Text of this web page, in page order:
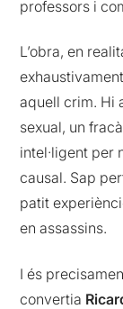
professors i
L’obra, en
aquell crim. Hi
sexual, un
intel·ligent per
causal. Sap
patit
en assassins.
I és
convertia